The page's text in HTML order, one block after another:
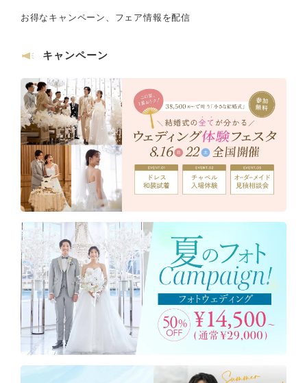
お得なキャンペーン、フェア情報を配信
キャンペーン